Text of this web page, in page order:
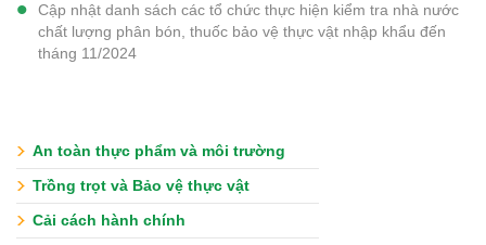
Cập nhật danh sách các tổ chức thực hiện kiểm tra nhà nước
chất lượng phân bón, thuốc bảo vệ thực vật nhập khẩu đến
tháng 11/2024
An toàn thực phẩm và môi trường
Trồng trọt và Bảo vệ thực vật
Cải cách hành chính